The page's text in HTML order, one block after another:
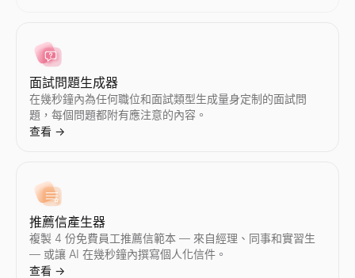
電子郵件主旨行測試工具
免費測試您的電子郵件主旨行。即時獲取長度、力量詞、垃圾郵
電子郵件垃圾郵件檢查器
免費電子郵件垃圾郵件檢查器。在發送陌生開發信或電子報之前
查看 →
企業情報快照
即時生成B2B企業情報快照 — 營收、融資、技術棧、員工、成長
相似公司查找器
即時尋找與您最佳客戶類似的公司。AI驅動的相似公司搜尋，專
查看 →
面試問題生成器
在幾秒鐘內為任何職位和面試類型生成量身定制的面試問
題，每個問題都附有應注意的內容。
查看 →
推薦信產生器
複製 4 份免費員工推薦信範本 — 來自經理、同事和實習生
— 或讓 AI 在幾秒鐘內撰寫個人化信件。
查看 →